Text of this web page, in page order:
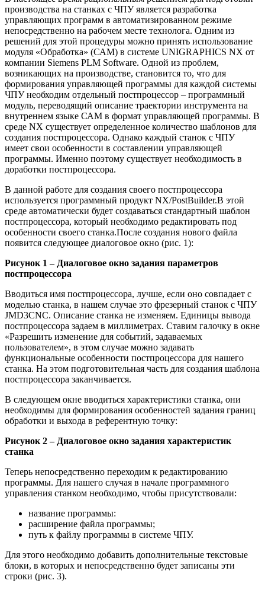
производства на станках с ЧПУ является разработка
управляющих программ в автоматизированном режиме
непосредственно на рабочем месте технолога. Одним из
решений для этой процедуры можно принять использование
модуля «Обработка» (САМ) в системе UNIGRAPHICS NX от
компании Siemens PLM Software. Одной из проблем,
возникающих на производстве, становится то, что для
формирования управляющей программы для каждой системы
ЧПУ необходим отдельный постпроцессор – программный
модуль, переводящий описание траектории инструмента на
внутреннем языке САМ в формат управляющей программы. В
среде NX существует определенное количество шаблонов для
создания постпроцессора. Однако каждый станок с ЧПУ
имеет свои особенности в составлении управляющей
программы. Именно поэтому существует необходимость в
доработки постпроцессора.
В данной работе для создания своего постпроцессора
используется программный продукт NX/PostBuilder.В этой
среде автоматически будет создаваться стандартный шаблон
постпроцессора, который необходимо редактировать под
особенности своего станка.После создания нового файла
появится следующее диалоговое окно (рис. 1):
Рисунок 1 – Диалоговое окно задания параметров
постпроцессора
Вводиться имя постпроцессора, лучше, если оно совпадает с
моделью станка, в нашем случае это фрезерный станок с ЧПУ
JMD3CNC. Описание станка не изменяем. Единицы вывода
постпроцессора задаем в миллиметрах. Ставим галочку в окне
«Разрешить изменение для событий, задаваемых
пользователем», в этом случае можно задавать
функциональные особенности постпроцессора для нашего
станка. На этом подготовительная часть для создания шаблона
постпроцессора заканчивается.
В следующем окне вводиться характеристики станка, они
необходимы для формирования особенностей задания границ
обработки и выхода в референтную точку:
Рисунок 2 – Диалоговое окно задания характеристик
станка
Теперь непосредственно переходим к редактированию
программы. Для нашего случая в начале программного
управления станком необходимо, чтобы присутствовали:
название программы:
расширение файла программы;
путь к файлу программы в системе ЧПУ.
Для этого необходимо добавить дополнительные текстовые
блоки, в которых и непосредственно будет записаны эти
строки (рис. 3).